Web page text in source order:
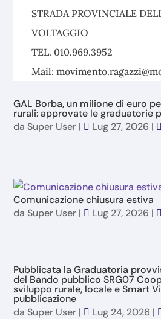
STRADA PROVINCIALE
VOLTAGGIO
TEL. 010.969.3952
Mail:
GAL Borba, un milione di euro
rurali: approvate le graduatorie
da Super User | Lug 27, 2026 |
Comunicazione chiusura estiva
da Super User | Lug 27, 2026 |
Pubblicata la Graduatoria
del Bando pubblico SRG07
sviluppo rurale, locale e Smart
pubblicazione
da Super User | Lug 24, 2026 |